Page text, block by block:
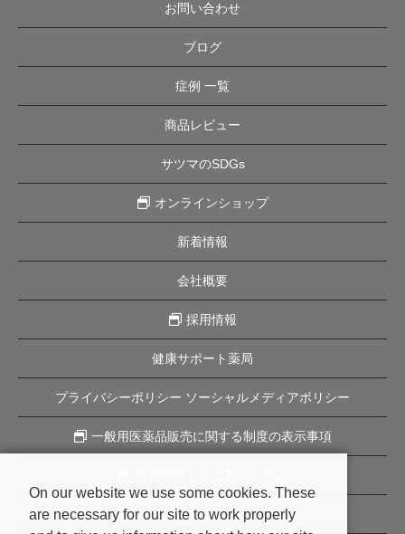
お問い合わせ
ブログ
症例 一覧
商品レビュー
サツマのSDGs
オンラインショップ
新着情報
会社概要
採用情報
健康サポート薬局
プライバシーポリシー ソーシャルメディアポリシー
一般用医薬品販売に関する制度の表示事項
企業理念
On our website we use some cookies. These
are necessary for our site to work properly